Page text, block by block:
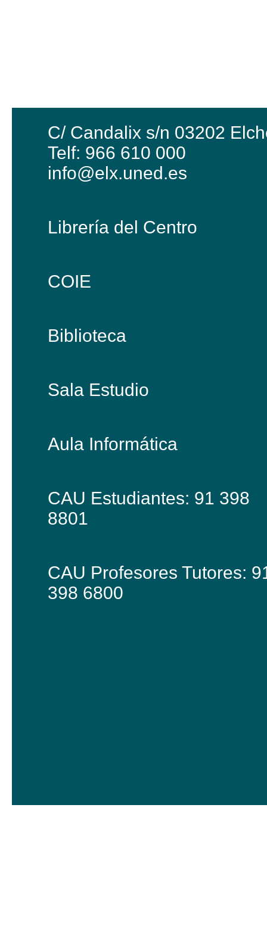
C/ Candalix s/n 03202
Telf: 966 610 000
info@elx.uned.es
Librería del Centro
COIE
Biblioteca
Sala Estudio
Aula Informática
CAU Estudiantes: 91 398
8801
CAU Profesores Tutores:
398 6800